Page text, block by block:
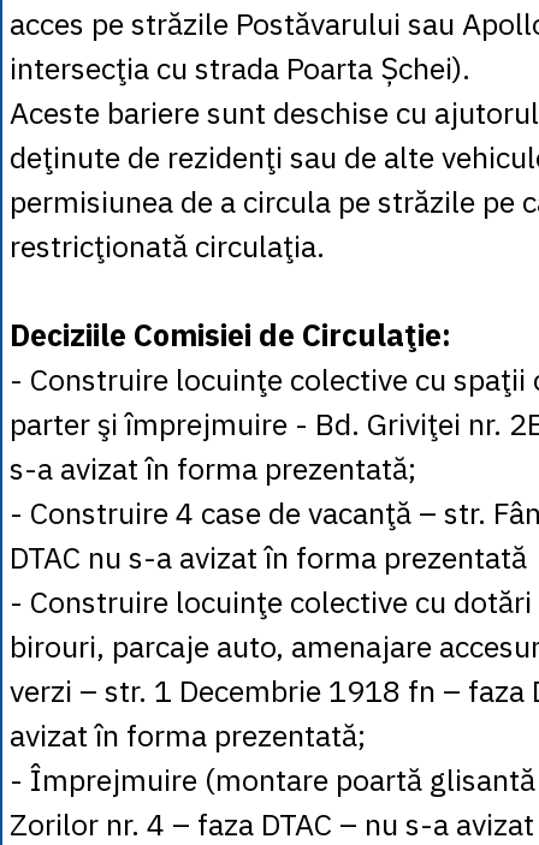
acces pe străzile Postăvarului sau
intersecţia cu strada Poarta Șchei).
Aceste bariere sunt deschise cu
deţinute de rezidenţi sau de alte
permisiunea de a circula pe străzile pe
restricţionată circulaţia.
Deciziile Comisiei de Circulaţie:
- Construire locuinţe colective cu spaţii
parter şi împrejmuire - Bd. Griviţei nr.
s-a avizat în forma prezentată;
- Construire 4 case de vacanţă – str.
DTAC nu s-a avizat în forma prezentată
- Construire locuinţe colective cu
birouri, parcaje auto, amenajare
verzi – str. 1 Decembrie 1918 fn – faza
avizat în forma prezentată;
- Împrejmuire (montare poartă
Zorilor nr. 4 – faza DTAC – nu s-a